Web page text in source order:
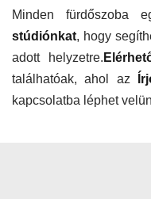
Minden fürdőszoba
stúdiónkat, hogy
adott helyzetre.
találhatóak, ahol az
kapcsolatba léphet